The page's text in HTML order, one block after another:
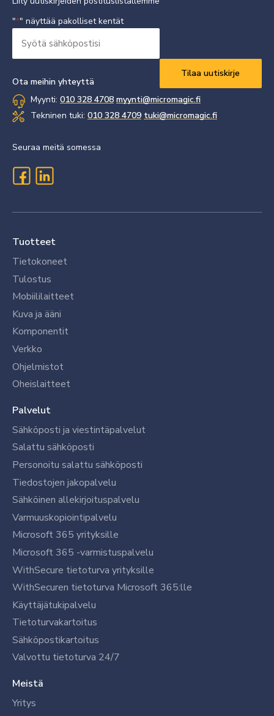
"*" näyttää pakolliset kentät
sähköpostisi
Ota meihin yhteyttä
Myynti: 010 328 4708 myynti@micromagic.fi
Tekninen tuki: 010 328 4709 tuki@micromagic.fi
Seuraa meitä somessa
Tuotteet
Tietokoneet
Tulostus
Mobiililaitteet
Kuva ja ääni
Komponentit
Verkko
Ohjelmistot
Oheislaitteet
Palvelut
Sähköposti ja viestintäpalvelut
Salattu sähköposti
Personoitu salattu sähköposti
Tiedostojen jakopalvelu
Sähköinen allekirjoituspalvelu
Varmuuskopiointipalvelu
Microsoft 365 yrityksille
Microsoft 365 -varmistuspalvelu
WithSecure tietoturva yrityksille
WithSecuren tietoturva Microsoft 365:lle
Käyttäjätukipalvelu
Tietoturvakartoitus
Sähköpostikartoitus
Valvottu tietoturva 24/7
Meistä
Yritys